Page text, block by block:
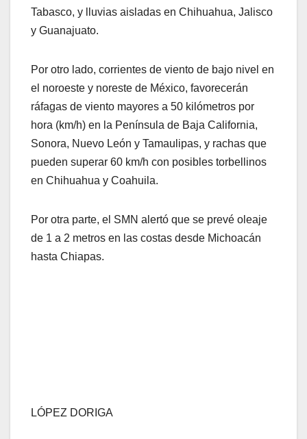
Tabasco, y lluvias aisladas en Chihuahua, Jalisco
y Guanajuato.
Por otro lado, corrientes de viento de bajo nivel en
el noroeste y noreste de México, favorecerán
ráfagas de viento mayores a 50 kilómetros por
hora (km/h) en la Península de Baja California,
Sonora, Nuevo León y Tamaulipas, y rachas que
pueden superar 60 km/h con posibles torbellinos
en Chihuahua y Coahuila.
Por otra parte, el SMN alertó que se prevé oleaje
de 1 a 2 metros en las costas desde Michoacán
hasta Chiapas.
LÓPEZ DORIGA